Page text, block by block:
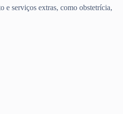
e serviços extras, como obstetrícia,